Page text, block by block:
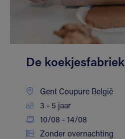
De koekjesfabriek
Gent Coupure België
3 - 5 jaar
10/08 - 14/08
Zonder overnachting